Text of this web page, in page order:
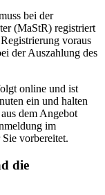
bei der
(MaStR) registriert
voraus
der Auszahlung des
online und ist
ein und halten
dem Angebot
im
vorbereitet.
die